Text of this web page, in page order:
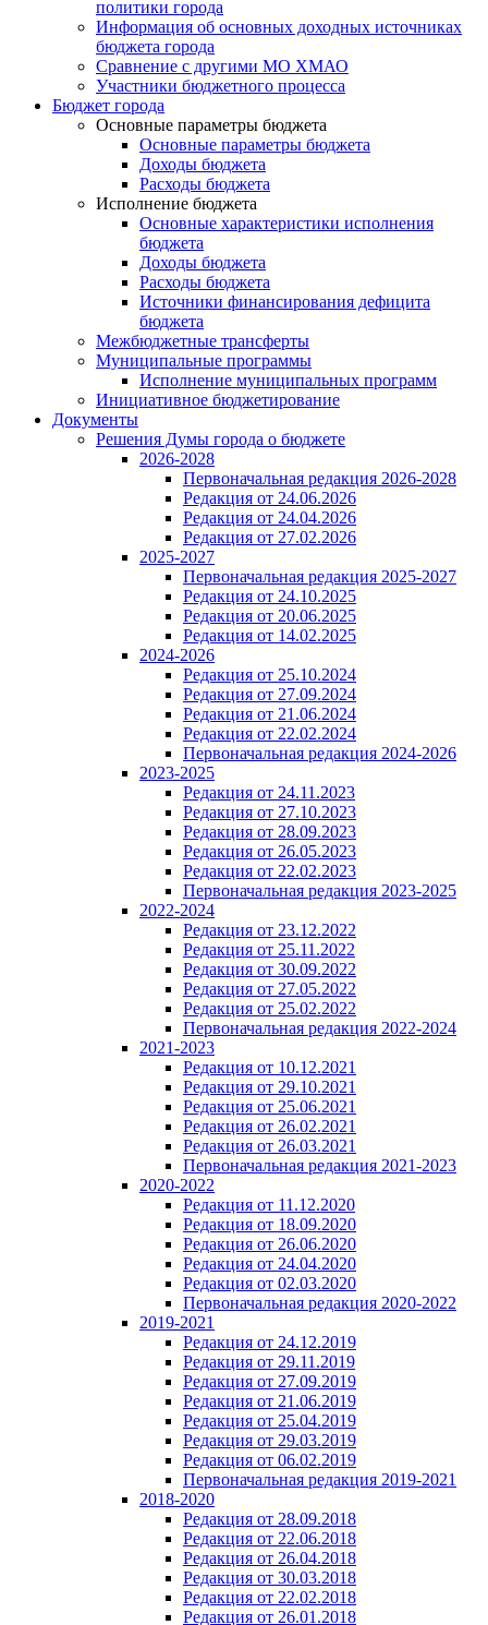
политики города
Информация об основных доходных источниках
бюджета города
Сравнение с другими МО ХМАО
Участники бюджетного процесса
Бюджет города
Основные параметры бюджета
Основные параметры бюджета
Доходы бюджета
Расходы бюджета
Исполнение бюджета
Основные характеристики исполнения
бюджета
Доходы бюджета
Расходы бюджета
Источники финансирования дефицита
бюджета
Межбюджетные трансферты
Муниципальные программы
Исполнение муниципальных программ
Инициативное бюджетирование
Документы
Решения Думы города о бюджете
2026-2028
Первоначальная редакция 2026-2028
Редакция от 24.06.2026
Редакция от 24.04.2026
Редакция от 27.02.2026
2025-2027
Первоначальная редакция 2025-2027
Редакция от 24.10.2025
Редакция от 20.06.2025
Редакция от 14.02.2025
2024-2026
Редакция от 25.10.2024
Редакция от 27.09.2024
Редакция от 21.06.2024
Редакция от 22.02.2024
Первоначальная редакция 2024-2026
2023-2025
Редакция от 24.11.2023
Редакция от 27.10.2023
Редакция от 28.09.2023
Редакция от 26.05.2023
Редакция от 22.02.2023
Первоначальная редакция 2023-2025
2022-2024
Редакция от 23.12.2022
Редакция от 25.11.2022
Редакция от 30.09.2022
Редакция от 27.05.2022
Редакция от 25.02.2022
Первоначальная редакция 2022-2024
2021-2023
Редакция от 10.12.2021
Редакция от 29.10.2021
Редакция от 25.06.2021
Редакция от 26.02.2021
Редакция от 26.03.2021
Первоначальная редакция 2021-2023
2020-2022
Редакция от 11.12.2020
Редакция от 18.09.2020
Редакция от 26.06.2020
Редакция от 24.04.2020
Редакция от 02.03.2020
Первоначальная редакция 2020-2022
2019-2021
Редакция от 24.12.2019
Редакция от 29.11.2019
Редакция от 27.09.2019
Редакция от 21.06.2019
Редакция от 25.04.2019
Редакция от 29.03.2019
Редакция от 06.02.2019
Первоначальная редакция 2019-2021
2018-2020
Редакция от 28.09.2018
Редакция от 22.06.2018
Редакция от 26.04.2018
Редакция от 30.03.2018
Редакция от 22.02.2018
Редакция от 26.01.2018